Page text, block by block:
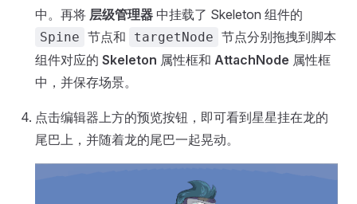
中。再将 层级管理器 中挂载了 Skeleton 组件的
Spine 节点和 targetNode 节点分别拖拽到脚本
组件对应的 Skeleton 属性框和 AttachNode 属性框
中，并保存场景。
点击编辑器上方的预览按钮，即可看到星星挂在龙的
尾巴上，并随着龙的尾巴一起晃动。